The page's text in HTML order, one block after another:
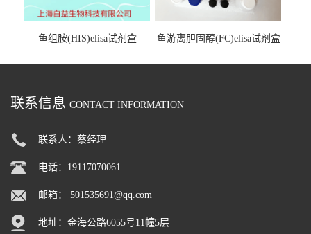
鱼组胺(HIS)elisa试剂盒 鱼游离胆固醇(FC)elisa试剂盒
联系信息 CONTACT INFORMATION
联系人：蔡经理
电话：19117070061
邮箱： 501535691@qq.com
地址：金海公路6055号11幢5层